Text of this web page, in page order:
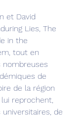
et David
Lies, The
in the
tout en
nombreuses
de
de la région
reprochent,
universitaires, de